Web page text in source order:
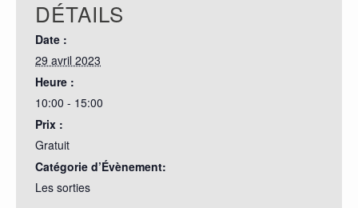
DÉTAILS
Date :
29 avril 2023
Heure :
10:00 - 15:00
Prix :
Gratuit
Catégorie d’Évènement:
Les sorties